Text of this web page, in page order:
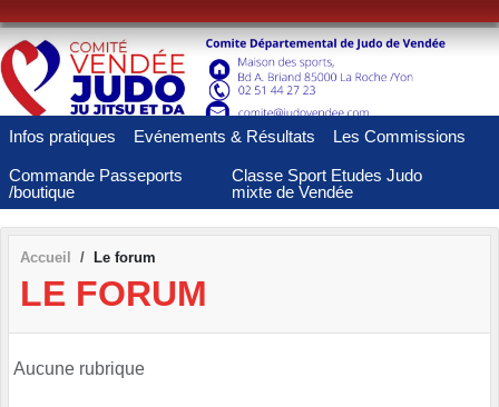
Infos pratiques Evénements & Résultats Les Commissions
Commande Passeports
/boutique
Classe Sport Etudes Judo
mixte de Vendée
Accueil Le forum
LE FORUM
Aucune rubrique